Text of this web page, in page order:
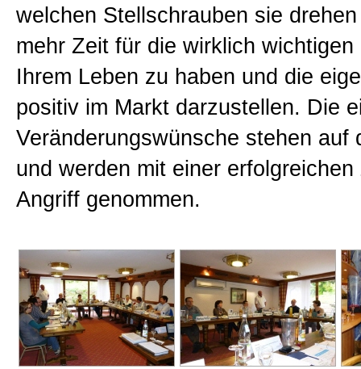
welchen Stellschrauben sie
mehr Zeit für die wirklich wichtigen
Ihrem Leben zu haben und die
positiv im Markt darzustellen. Die
Veränderungswünsche stehen auf
und werden mit einer
Angriff genommen.